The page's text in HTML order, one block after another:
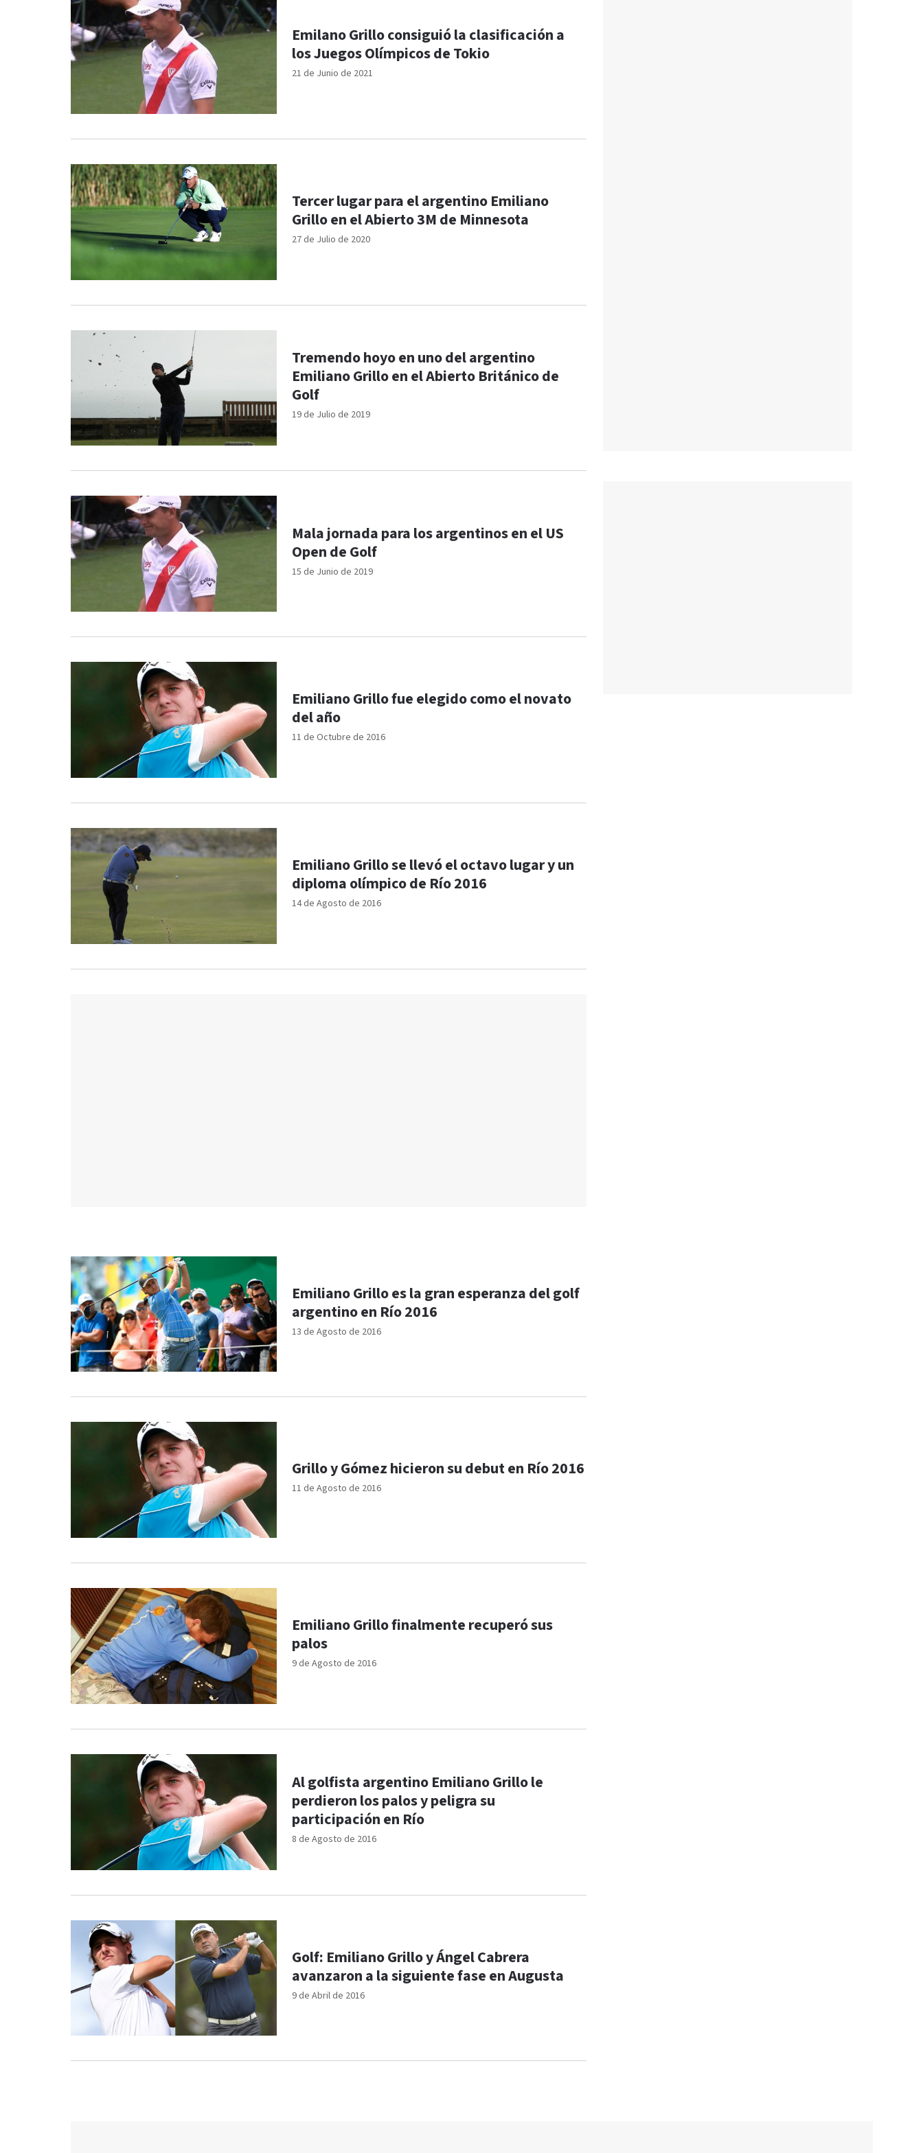
21 de Junio de 2021
Emilano Grillo consiguió la clasificación a
los Juegos Olímpicos de Tokio
27 de Julio de 2020
Tercer lugar para el argentino Emiliano
Grillo en el Abierto 3M de Minnesota
19 de Julio de 2019
Tremendo hoyo en uno del argentino
Emiliano Grillo en el Abierto Británico de
Golf
15 de Junio de 2019
Mala jornada para los argentinos en el US
Open de Golf
11 de Octubre de 2016
Emiliano Grillo fue elegido como el novato
del año
14 de Agosto de 2016
Emiliano Grillo se llevó el octavo lugar y un
diploma olímpico de Río 2016
13 de Agosto de 2016
Emiliano Grillo es la gran esperanza del golf
argentino en Río 2016
11 de Agosto de 2016
Grillo y Gómez hicieron su debut en Río 2016
9 de Agosto de 2016
Emiliano Grillo finalmente recuperó sus
palos
8 de Agosto de 2016
Al golfista argentino Emiliano Grillo le
perdieron los palos y peligra su
participación en Río
9 de Abril de 2016
Golf: Emiliano Grillo y Ángel Cabrera
avanzaron a la siguiente fase en Augusta